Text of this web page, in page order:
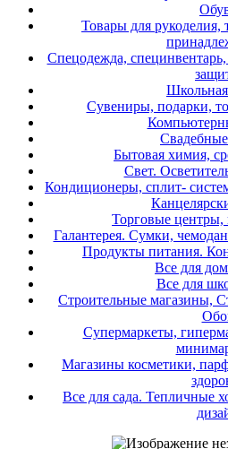
Товары для рукоделия,
Спецодежда,
Сувениры, подарки,
Бытовая химия,
Свет.
Кондиционеры, сплит-
Торговые
Галантерея. Сумки,
Продукты питания.
Все для
Все для
Строительные магазины,
Супермаркеты,
Магазины косметики,
Все для сада. Тепличные